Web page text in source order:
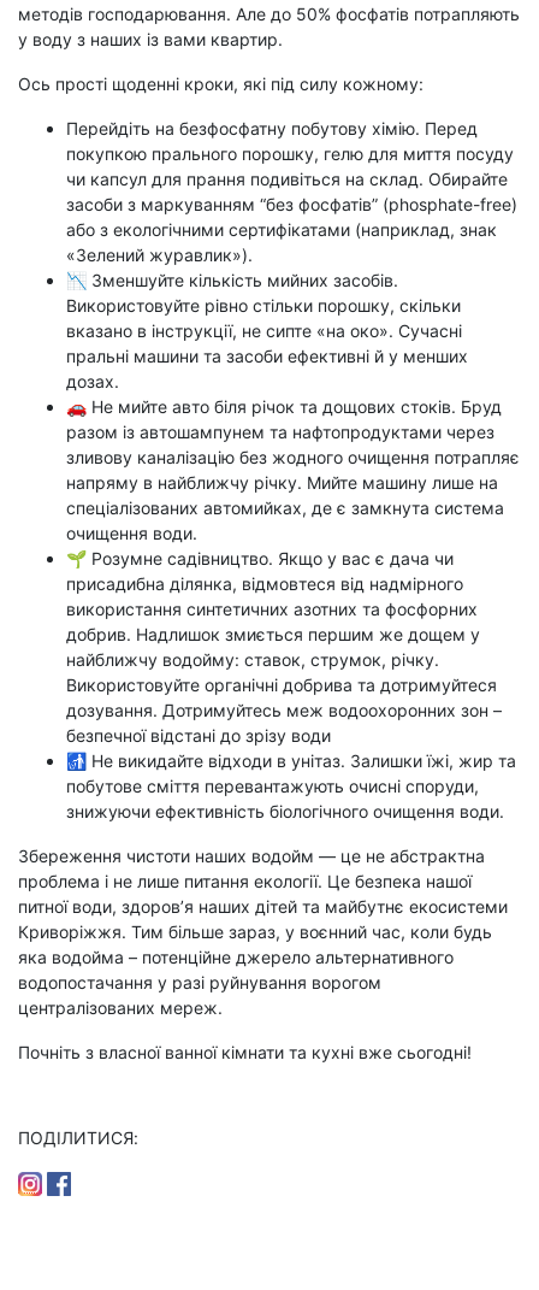
методів господарювання. Але до 50% фосфатів потрапляють
у воду з наших із вами квартир.
Ось прості щоденні кроки, які під силу кожному:
Перейдіть на безфосфатну побутову хімію. Перед
покупкою прального порошку, гелю для миття посуду
чи капсул для прання подивіться на склад. Обирайте
засоби з маркуванням “без фосфатів” (phosphate-free)
або з екологічними сертифікатами (наприклад, знак
«Зелений журавлик»).
📉 Зменшуйте кількість мийних засобів.
Використовуйте рівно стільки порошку, скільки
вказано в інструкції, не сипте «на око». Сучасні
пральні машини та засоби ефективні й у менших
дозах.
🚗 Не мийте авто біля річок та дощових стоків. Бруд
разом із автошампунем та нафтопродуктами через
зливову каналізацію без жодного очищення потрапляє
напряму в найближчу річку. Мийте машину лише на
спеціалізованих автомийках, де є замкнута система
очищення води.
🌱 Розумне садівництво. Якщо у вас є дача чи
присадибна ділянка, відмовтеся від надмірного
використання синтетичних азотних та фосфорних
добрив. Надлишок змиється першим же дощем у
найближчу водойму: ставок, струмок, річку.
Використовуйте органічні добрива та дотримуйтеся
дозування. Дотримуйтесь меж водоохоронних зон –
безпечної відстані до зрізу води
🚮 Не викидайте відходи в унітаз. Залишки їжі, жир та
побутове сміття перевантажують очисні споруди,
знижуючи ефективність біологічного очищення води.
Збереження чистоти наших водойм — це не абстрактна
проблема і не лише питання екології. Це безпека нашої
питної води, здоров’я наших дітей та майбутнє екосистеми
Криворіжжя. Тим більше зараз, у воєнний час, коли будь
яка водойма – потенційне джерело альтернативного
водопостачання у разі руйнування ворогом
централізованих мереж.
Почніть з власної ванної кімнати та кухні вже сьогодні!
ПОДІЛИТИСЯ: